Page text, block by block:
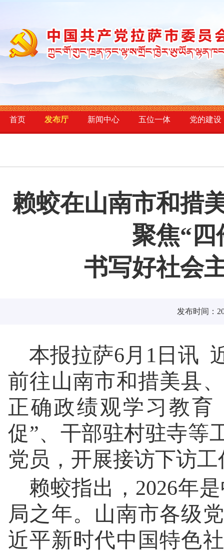
首页 发布厅 新闻中心 五位一体 党的建设
赖蛟在山南市和措
聚焦“四
书写好社会
发布时间：
本报拉萨6月1日讯
前往山南市和措美县
正确政绩观学习教育
促”、干部驻村驻寺等
党员，开展接访下访工
赖蛟指出，2026年
局之年。山南市各级
近平新时代中国特色